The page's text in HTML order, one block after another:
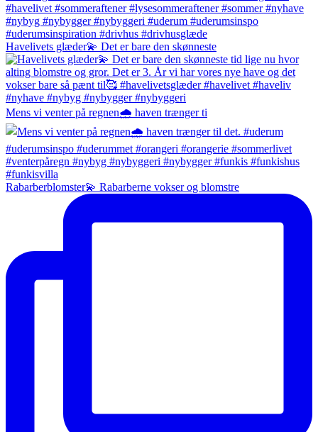
Havelivets glæder💫 Det er bare den skønneste
Mens vi venter på regnen🌧️ haven trænger ti
Rabarberblomster💫 Rabarberne vokser og blomstre